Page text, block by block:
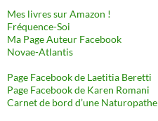
Mes livres sur Amazon !
Fréquence-Soi
Ma Page Auteur Facebook
Novae-Atlantis
Page Facebook de Laetitia Beretti
Page Facebook de Karen Romani
Carnet de bord d’une Naturopathe